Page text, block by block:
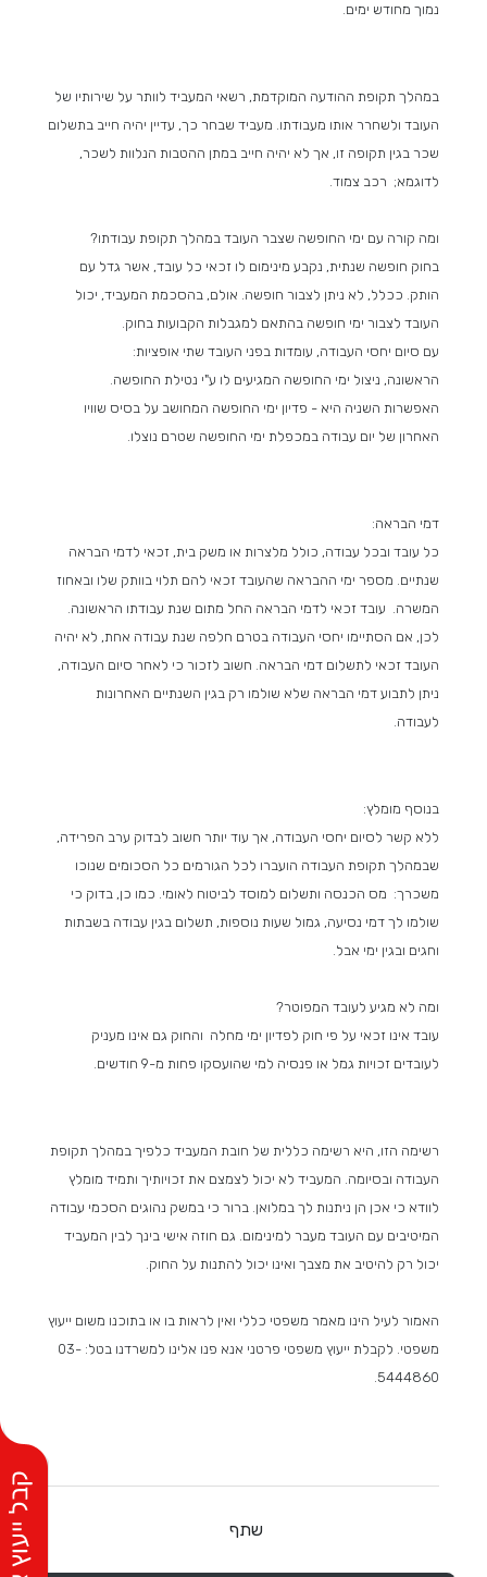
נמוך מחודש ימים.
במהלך תקופת ההודעה המוקדמת, רשאי המעביד לוותר על שירותיו של
העובד ולשחרר אותו מעבודתו. מעביד שבחר כך, עדיין יהיה חייב בתשלום
שכר בגין תקופה זו, אך לא יהיה חייב במתן ההטבות הנלוות לשכר,
לדוגמא; רכב צמוד.
ומה קורה עם ימי החופשה שצבר העובד במהלך תקופת עבודתו?
בחוק חופשה שנתית, נקבע מינימום לו זכאי כל עובד, אשר גדל עם
הותק. ככלל, לא ניתן לצבור חופשה. אולם, בהסכמת המעביד, יכול
העובד לצבור ימי חופשה בהתאם למגבלות הקבועות בחוק.
עם סיום יחסי העבודה, עומדות בפני העובד שתי אופציות:
הראשונה, ניצול ימי החופשה המגיעים לו ע"י נטילת החופשה.
האפשרות השניה היא - פדיון ימי החופשה המחושב על בסיס שוויו
האחרון של יום עבודה במכפלת ימי החופשה שטרם נוצלו.
דמי הבראה:
כל עובד ובכל עבודה, כולל מלצרות או משק בית, זכאי לדמי הבראה
שנתיים. מספר ימי ההבראה שהעובד זכאי להם תלוי בוותק שלו ובאחוז
המשרה. עובד זכאי לדמי הבראה החל מתום שנת עבודתו הראשונה.
לכן, אם הסתיימו יחסי העבודה בטרם חלפה שנת עבודה אחת, לא יהיה
העובד זכאי לתשלום דמי הבראה. חשוב לזכור כי לאחר סיום העבודה,
ניתן לתבוע דמי הבראה שלא שולמו רק בגין השנתיים האחרונות
לעבודה.
בנוסף מומלץ:
ללא קשר לסיום יחסי העבודה, אך עוד יותר חשוב לבדוק ערב הפרידה,
שבמהלך תקופת העבודה הועברו לכל הגורמים כל הסכומים שנוכו
משכרך: מס הכנסה ותשלום למוסד לביטוח לאומי. כמו כן, בדוק כי
שולמו לך דמי נסיעה, גמול שעות נוספות, תשלום בגין עבודה בשבתות
וחגים ובגין ימי אבל.
ומה לא מגיע לעובד המפוטר?
עובד אינו זכאי על פי חוק לפדיון ימי מחלה והחוק גם אינו מעניק
לעובדים זכויות גמל או פנסיה למי שהועסקו פחות מ-9 חודשים.
רשימה הזו, היא רשימה כללית של חובת המעביד כלפיך במהלך תקופת
העבודה ובסיומה. המעביד לא יכול לצמצם את זכויותיך ותמיד מומלץ
לוודא כי אכן הן ניתנות לך במלואן. ברור כי במשק נהוגים הסכמי עבודה
המיטיבים עם העובד מעבר למינימום. גם חוזה אישי בינך לבין המעביד
יכול רק להיטיב את מצבך ואינו יכול להתנות על החוק.
האמור לעיל הינו מאמר משפטי כללי ואין לראות בו או בתוכנו משום ייעוץ
משפטי. לקבלת ייעוץ משפטי פרטני אנא פנו אלינו למשרדנו בטל: 03-
5444860.
שתף